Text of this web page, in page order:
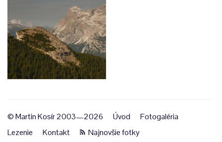
© Martin Kosír 2003—2026 Úvod
Fotogaléria
Lezenie
Kontakt Najnovšie fotky